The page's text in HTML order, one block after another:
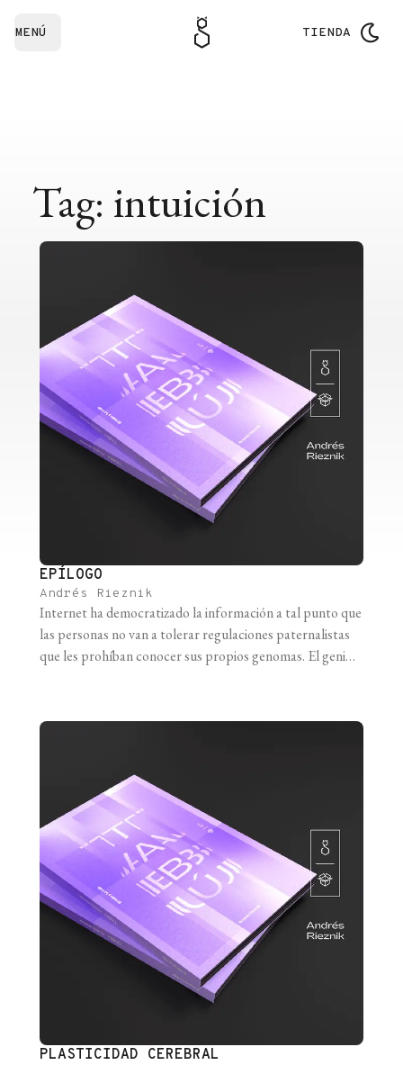
MENÚ TIENDA
Tag: intuición
EPÍLOGO
Andrés Rieznik
Internet ha democratizado la información a tal punto que
las personas no van a tolerar regulaciones paternalistas
que les prohíban conocer sus propios genomas. El genio
Robert Plomin, Blueprint En 2015, Juama (Garrido),
PLASTICIDAD CEREBRAL